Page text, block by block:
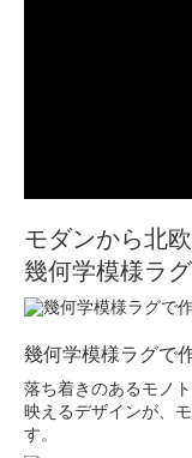
モダンから北
幾何学模様ラ
幾何学模様ラグで
落ち着きのあるモノ
映えるデザインが、
す。